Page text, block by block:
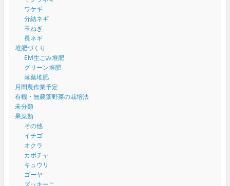
ワケギ
分結ネギ
玉ねぎ
長ネギ
堆肥づくり
EM生ごみ堆肥
グリーン堆肥
落葉堆肥
月間農作業予定
有機・無農薬野菜の栽培法
未分類
果菜類
その他
イチゴ
オクラ
カボチャ
キュウリ
ゴーヤ
ズッキーニ